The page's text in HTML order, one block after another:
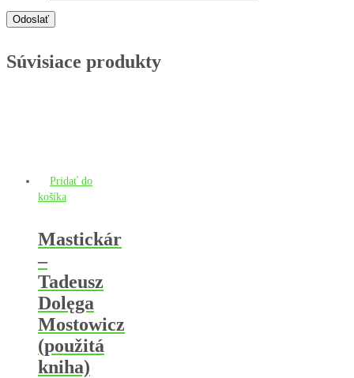
Súvisiace produkty
Pridať do
košíka
Mastickár
–
Tadeusz
Dolęga
Mostowicz
(použitá
kniha)